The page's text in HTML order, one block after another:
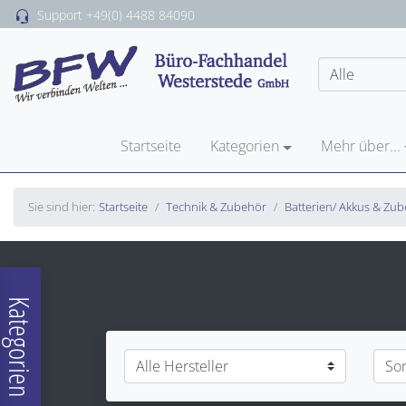
Support +49(0) 4488 84090
Startseite Kategorien Mehr über...
Sie sind hier: Startseite Technik & Zubehör Batterien/ Akkus &
Kategorien